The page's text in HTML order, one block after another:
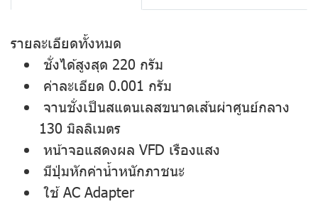
รายละเอียดทั้งหมด
ชั่งได้สูงสุด 220 กรัม
ค่าละเอียด 0.001 กรัม
จานชั่งเป็นสแตนเลสขนาดเส้นผ่าศูนย์กลาง
130 มิลลิเมตร
หน้าจอแสดงผล VFD เรืองแสง
มีปุ่มหักค่าน้ำหนักภาชนะ
ใช้ AC Adapter